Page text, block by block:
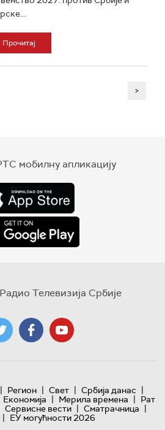
Прочитај
>
мобилну апликацију
Радио Телевизија Србије
| Регион | Свет | Србија данас |
Економија | Мерила времена | Рат
Сервисне вести | Сматрачница |
| ЕУ могућности 2026